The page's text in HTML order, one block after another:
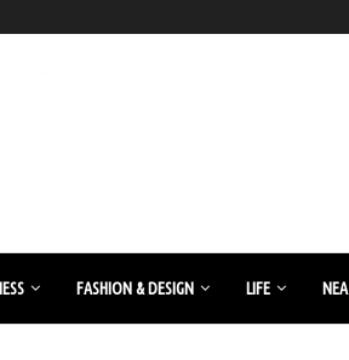
FASHION & DESIGN LIFE ΝΈΑ